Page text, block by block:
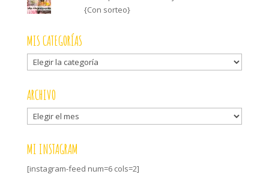
{Con sorteo}
MIS CATEGORÍAS
Mis
categorías
ARCHIVO
Archivo
MI INSTAGRAM
[instagram-feed num=6 cols=2]